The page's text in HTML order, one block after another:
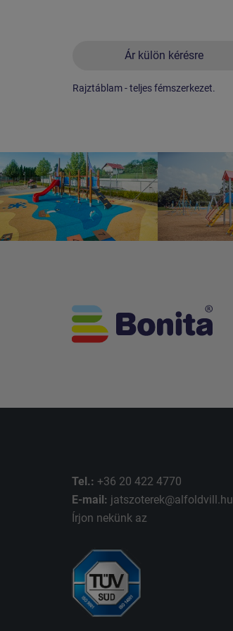
Ár külön kérésre
Rajztáblam - teljes fémszerkezet.
Tel.: +36 20 422 4770
E-mail: jatszoterek@alfoldvill.hu
Írjon nekünk az